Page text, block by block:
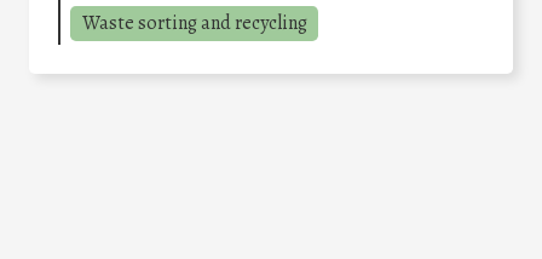
Waste sorting and recycling